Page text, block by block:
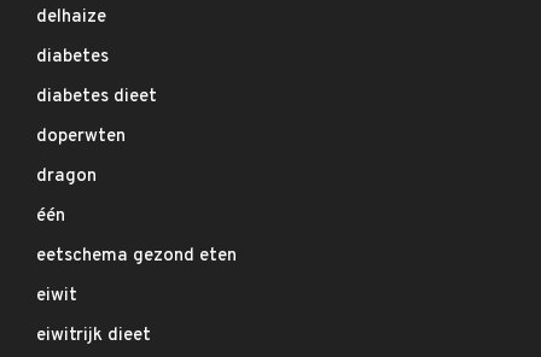
delhaize
diabetes
diabetes dieet
doperwten
dragon
één
eetschema gezond eten
eiwit
eiwitrijk dieet